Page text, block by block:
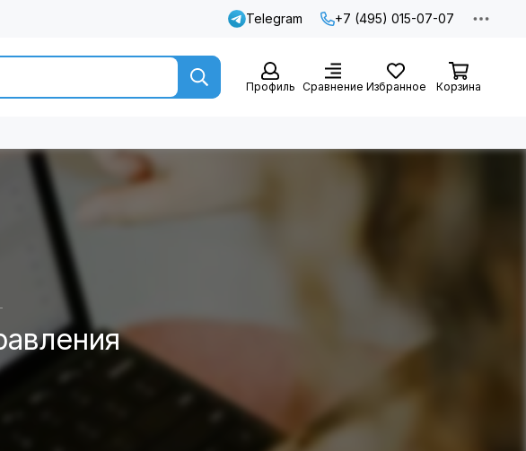
Telegram +7 (495) 015-07-07
Профиль Сравнение Избранное Корзина